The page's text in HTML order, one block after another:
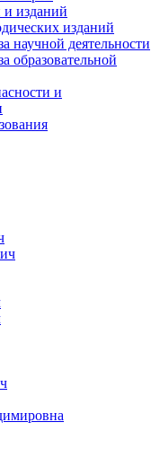
и изданий
изданий
научной деятельности
образовательной
и